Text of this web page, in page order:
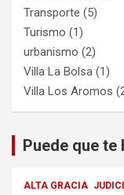
Transporte (5)
Turismo (1)
urbanismo (2)
Villa La Bolsa (1)
Villa Los Aromos
Puede que te
ALTA GRACIA